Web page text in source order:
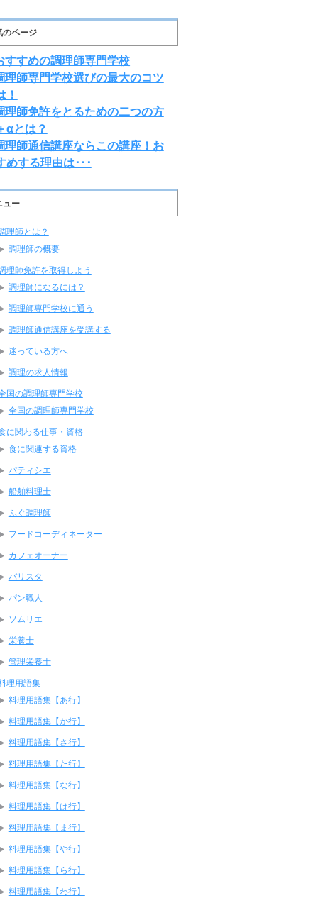
のページ
すすめの調理師専門学校
理師専門学校選びの最大のコツ
！
理師免許をとるための二つの方
αとは？
理師通信講座ならこの講座！お
めする理由は･･･
ュー
理師とは？
調理師の概要
理師免許を取得しよう
調理師になるには？
調理師専門学校に通う
調理師通信講座を受講する
迷っている方へ
調理の求人情報
国の調理師専門学校
全国の調理師専門学校
に関わる仕事・資格
食に関連する資格
パティシエ
船舶料理士
ふぐ調理師
フードコーディネーター
カフェオーナー
バリスタ
パン職人
ソムリエ
栄養士
管理栄養士
理用語集
料理用語集【あ行】
料理用語集【か行】
料理用語集【さ行】
料理用語集【た行】
料理用語集【な行】
料理用語集【は行】
料理用語集【ま行】
料理用語集【や行】
料理用語集【ら行】
料理用語集【わ行】